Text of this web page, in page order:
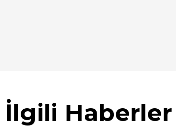
İlgili Haberler